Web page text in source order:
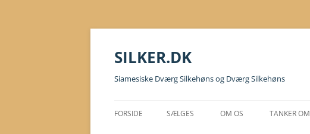
Hop
indhold
SILKER.DK
Siamesiske Dværg Silkehøns og Dværg Silkehøns
FORSIDE SÆLGES OM OS TANKER OM